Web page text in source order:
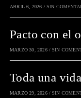
ABRIL 6, 2026 / SIN
Pacto con el
MARZO 30, 2026 / SIN
Toda una vida
MARZO 29, 2026 / SIN